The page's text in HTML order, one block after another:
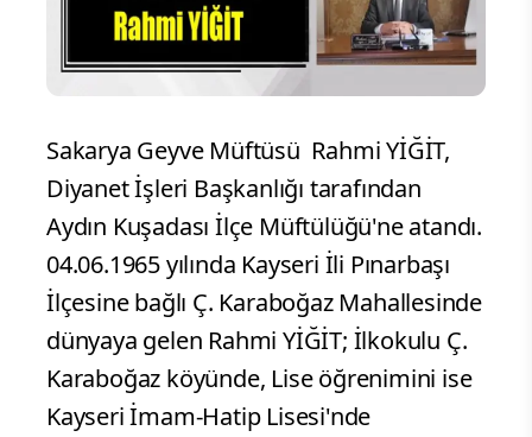
Sakarya Geyve Müftüsü Rahmi YİĞİT,
Diyanet İşleri Başkanlığı tarafından
Aydın Kuşadası İlçe Müftülüğü'ne atandı.
04.06.1965 yılında Kayseri İli Pınarbaşı
İlçesine bağlı Ç. Karaboğaz Mahallesinde
dünyaya gelen Rahmi YİĞİT; İlkokulu Ç.
Karaboğaz köyünde, Lise öğrenimini ise
Kayseri İmam-Hatip Lisesi'nde